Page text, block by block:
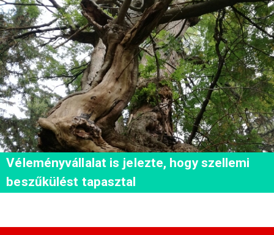
Véleményvállalat is jelezte, hogy szellemi
beszűkülést tapasztal